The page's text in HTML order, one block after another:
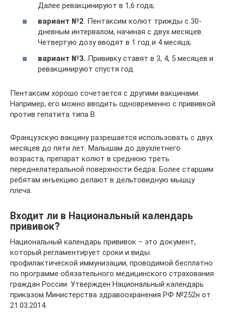
Далее ревакцинируют в 1,6 года;
вариант №2. Пентаксим колют трижды с 30-
дневным интервалом, начиная с двух месяцев.
Четвертую дозу вводят в 1 год и 4 месяца;
вариант №3. Прививку ставят в 3, 4, 5 месяцев и
ревакцинируют спустя год.
Пентаксим хорошо сочетается с другими вакцинами.
Например, его можно вводить одновременно с прививкой
против гепатита типа В.
Французскую вакцину разрешается использовать с двух
месяцев до пяти лет. Малышам до двухлетнего
возраста, препарат колют в среднюю треть
переднелатеральной поверхности бедра. Более старшим
ребятам инъекцию делают в дельтовидную мышцу
плеча.
Входит ли в Национальный календарь
прививок?
Национальный календарь прививок – это документ,
который регламентирует сроки и виды
профилактической иммунизации, проводимой бесплатно
по программе обязательного медицинского страхования
граждан России. Утвержден Национальный календарь
приказом Министерства здравоохранения РФ №252н от
21.03.2014.